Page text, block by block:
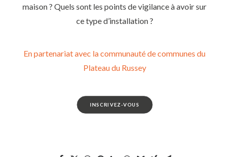
maison ? Quels sont les points de vigilance à avoir sur
ce type d’installation ?
En partenariat avec la communauté de communes du
Plateau du Russey
INSCRIVEZ-VOUS